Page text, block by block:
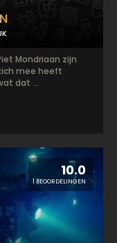
Mondriaan zijn
mee heeft
dat ...
10.0
1 BEOORDELINGEN